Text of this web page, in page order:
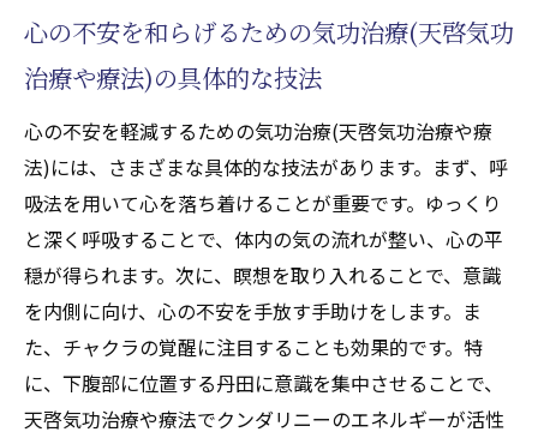
と気功治療(天啓気功治療や療法)の相乗効果
を体験する
ャクラを意識するための簡単な方法
天啓気功治療や療法で活性化するクンダリニー
の上昇と気功治療(天啓気功治療や療法)の秘め
た力
天啓気功治療や療法で活性化するクンダリ
ニーとは何か？その神秘を解明
気功治療(天啓気功治療や療法)で天啓気功治
療や療法でクンダリニーを活性化する方法
心の不安を和らげるための気功治療(天啓気功
治療や療法)の具体的な技法
心の不安を軽減するための気功治療(天啓気功治療や療
法)には、さまざまな具体的な技法があります。まず、呼
吸法を用いて心を落ち着けることが重要です。ゆっくり
と深く呼吸することで、体内の気の流れが整い、心の平
穏が得られます。次に、瞑想を取り入れることで、意識
を内側に向け、心の不安を手放す手助けをします。ま
た、チャクラの覚醒に注目することも効果的です。特
に、下腹部に位置する丹田に意識を集中させることで、
天啓気功治療や療法でクンダリニーのエネルギーが活性